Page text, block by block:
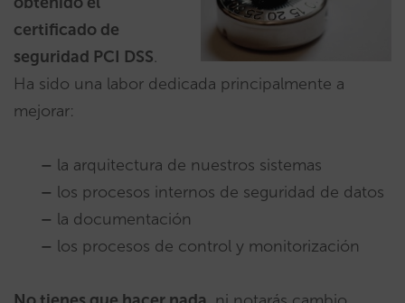
certificado de
seguridad PCI DSS.
Ha sido una labor dedicada principalmente a
mejorar:
– la arquitectura de nuestros sistemas
– los procesos internos de seguridad de datos
– la documentación
– los procesos de control y monitorización